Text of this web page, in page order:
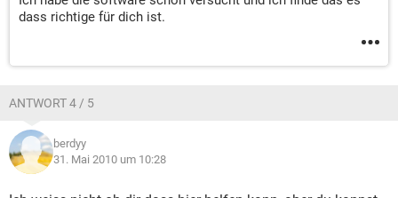
dass richtige für dich ist.
ANTWORT 4 / 5
berdyy
31. Mai 2010 um 10:28